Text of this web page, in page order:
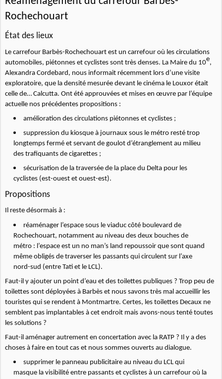
Rochechouart
État des lieux
Le carrefour Barbès-Rochechouart est un carrefour où les circulations
automobiles, piétonnes et cyclistes sont très denses. La Maire du 10e,
Alexandra Cordebard, nous informait récemment lors d’une visite
exploratoire, que la densité mesurée devant le cinéma le Louxor était
celle de… Calcutta. Ont été approuvées et mises en œuvre par l’équipe
actuelle nos précédentes propositions :
amélioration des circulations piétonnes et cyclistes ;
suppression du kiosque à journaux sous le métro resté trop
longtemps fermé et servant de goulot d’étranglement au milieu
des trafiquants de cigarettes ;
sécurisation de la traversée de la place du Delta pour les
cyclistes (est-ouest et ouest-est).
Propositions
Il reste désormais à :
réaménager l’espace sous le viaduc côté boulevard de
Rochechouart, notamment au niveau des deux bouches de
métro : l’espace est un no man’s land repoussoir que sont quand
même obligés de traverser les passants qui circulent sur l’axe
nord-sud (entre Tati et le LCL).
Faut-il y ajouter un point d’eau et des toilettes publiques ? Trop peu de
toilettes sont déployées à Barbès et nous savons très mal accueillir les
touristes qui se rendent à Montmartre. Certes, les toilettes Decaux ne
semblent pas implantables à cet endroit mais avons-nous tenté toutes
les solutions ?
Faut-il aménager autrement en concertation avec la RATP ? Il y a des
choses à faire en tout cas et nous sommes ouverts au dialogue.
supprimer le panneau publicitaire au niveau du LCL qui
masque la visibilité entre passants et cyclistes à un carrefour où la